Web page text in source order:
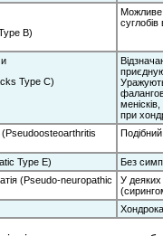
B)
Можливе
суглобів
Type C)
при
(Pseudoosteoarthritis
Type E)
Без
(Pseudo-neuropathic
У деяких